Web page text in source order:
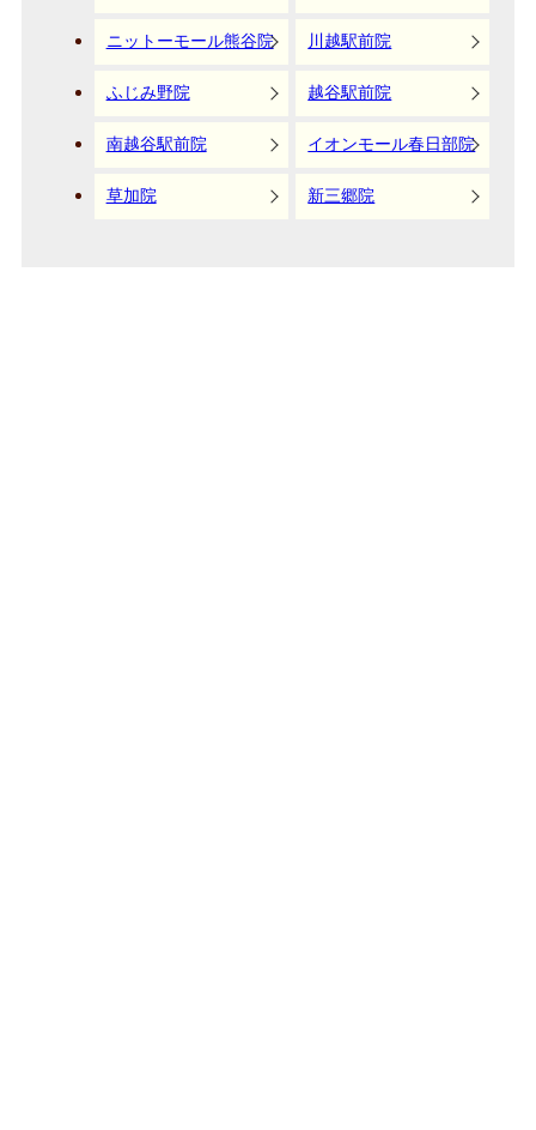
ニットーモール熊谷院 川越駅前院
ふじみ野院 越谷駅前院
南越谷駅前院 イオンモール春日部院
草加院 新三郷院